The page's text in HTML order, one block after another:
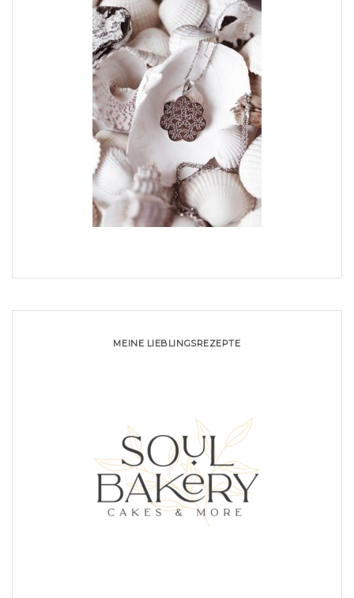
MEINE LIEBLINGSREZEPTE